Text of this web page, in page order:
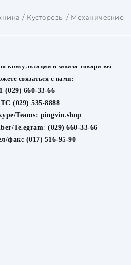
Кусторезы Механические
консультации и заказа товара вы
связаться с нами:
(029) 660-33-66
(029) 535-8888
Teams: pingvin.shop
Telegram: (029) 660-33-66
факс (017) 516-95-90